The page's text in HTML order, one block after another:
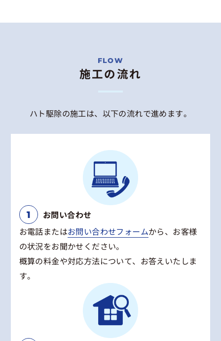
施工の流れ
ハト駆除の施工は、以下の流れで進めます。
お問い合わせ
お電話またはお問い合わせフォームから、お客様
の状況をお聞かせください。
概算の料金や対応方法について、お答えいたしま
す。